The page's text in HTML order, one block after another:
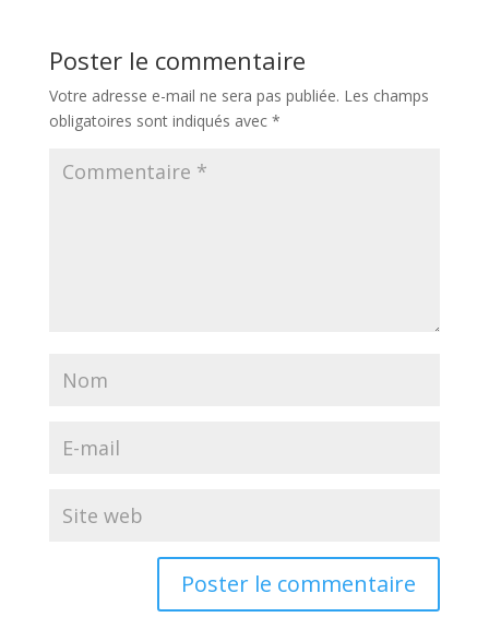
Poster le commentaire
Votre adresse e-mail ne sera pas publiée. Les champs
obligatoires sont indiqués avec *